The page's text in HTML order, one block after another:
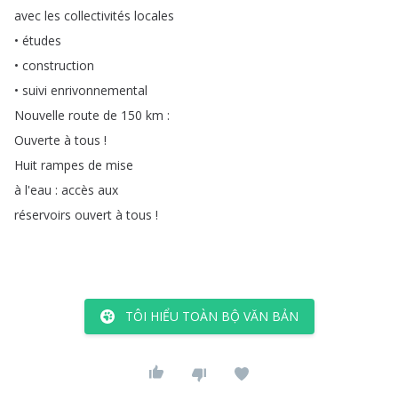
avec les collectivités locales
• études
• construction
• suivi enrivonnemental
Nouvelle route de 150 km :
Ouverte à tous !
Huit rampes de mise
à l'eau : accès aux
réservoirs ouvert à tous !
TÔI HIỂU TOÀN BỘ VĂN BẢN